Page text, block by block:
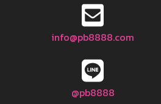
info@pb8888.com
@pb8888